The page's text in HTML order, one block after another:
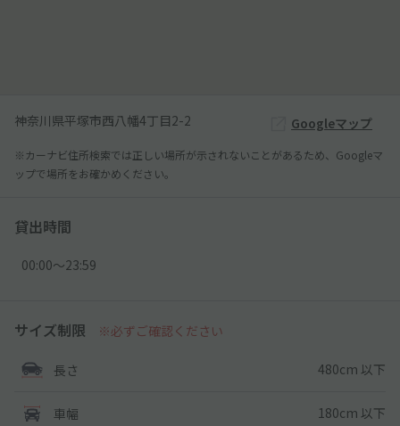
神奈川県平塚市西八幡4丁目2-2 Googleマップ
※カーナビ住所検索では正しい場所が示されないことがあるため、Googleマ
ップで場所をお確かめください。
貸出時間
00:00〜23:59
サイズ制限 ※必ずご確認ください
長さ 480cm 以下
車幅 180cm 以下